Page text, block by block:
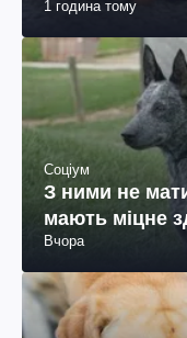
1 година тому
Соціум
З ними не
мають міцне
Вчора